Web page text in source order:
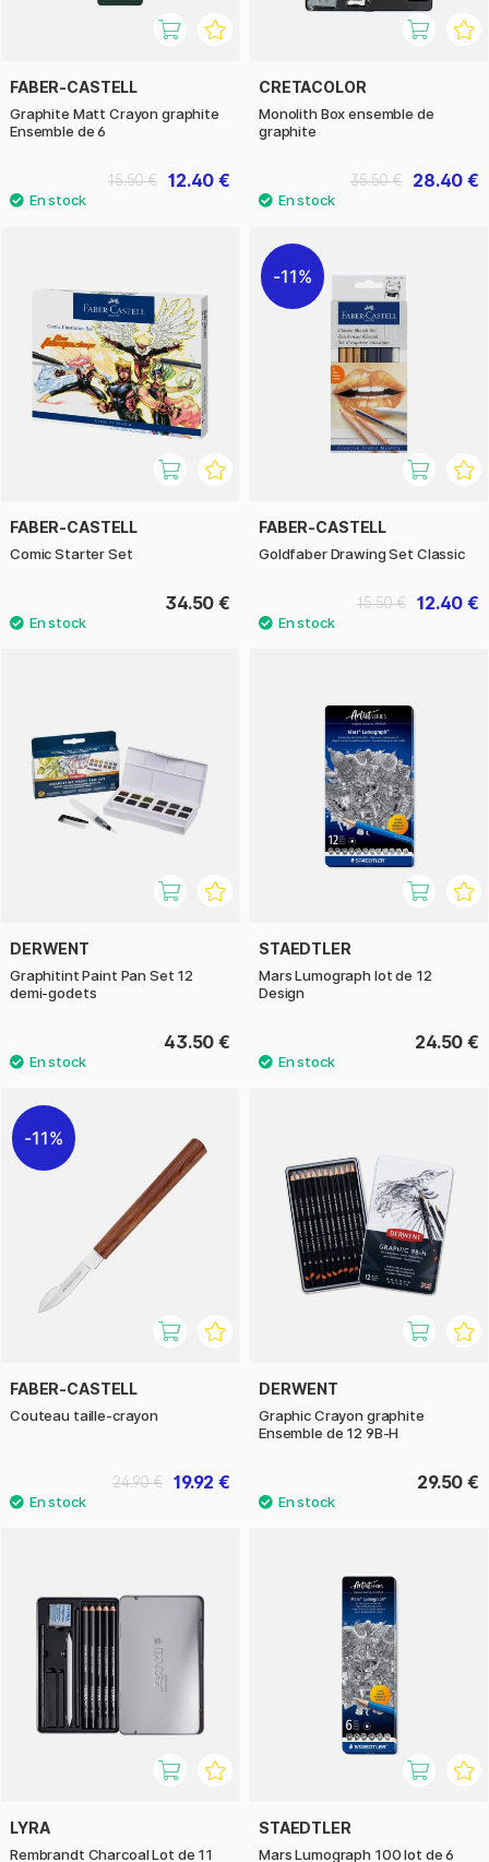
FABER-CASTELL
Graphite Matt Crayon graphite
Ensemble de 6
12.40 €
15.50 €
CRETACOLOR
Monolith Box ensemble de
graphite
28.40 €
35.50 €
FABER-CASTELL
Comic Starter Set
34.50 €
11%
FABER-CASTELL
Goldfaber Drawing Set Classic
12.40 €
15.50 €
DERWENT
Graphitint Paint Pan Set 12
demi-godets
43.50 €
STAEDTLER
Mars Lumograph lot de 12
Design
24.50 €
11%
FABER-CASTELL
Couteau taille-crayon
19.92 €
24.90 €
DERWENT
Graphic Crayon graphite
Ensemble de 12 9B-H
29.50 €
LYRA
Rembrandt Charcoal Lot de 11
STAEDTLER
Mars Lumograph 100 lot de 6